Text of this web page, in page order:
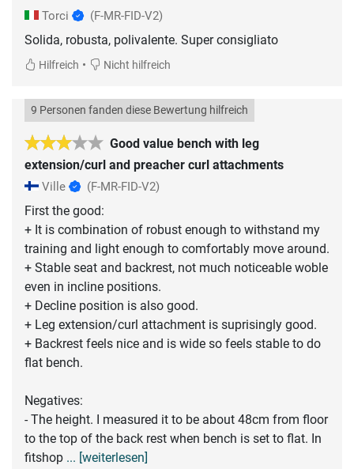
Torci (F-MR-FID-V2)
Solida, robusta, polivalente. Super consigliato
Hilfreich • Nicht hilfreich
Good value bench with leg
extension/curl and preacher curl attachments
9 Personen fanden diese Bewertung hilfreich
Ville (F-MR-FID-V2)
First the good:
+ It is combination of robust enough to withstand my
training and light enough to comfortably move around.
+ Stable seat and backrest, not much noticeable woble
even in incline positions.
+ Decline position is also good.
+ Leg extension/curl attachment is suprisingly good.
+ Backrest feels nice and is wide so feels stable to do
flat bench.
Negatives:
- The height. I measured it to be about 48cm from floor
to the top of the back rest when bench is set to flat. In
fitshop ... [weiterlesen]